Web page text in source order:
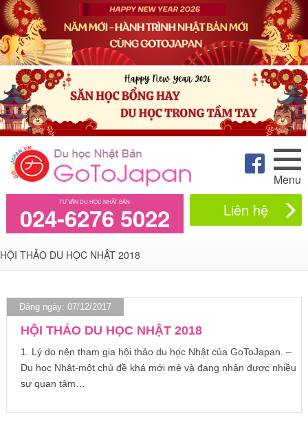
Menu
TƯ VẤN DU HỌC NHẬT BẢN
024-6276 5022 Liên hệ
HỘI THẢO DU HỌC NHẬT 2018
Đăng ngày: 07/12/2017
HỘI THẢO DU HỌC NHẬT 2018
1. Lý do nên tham gia hội thảo du học Nhật của GoToJapan. –
Du học Nhật-một chủ đề khá mới mẻ và đang nhận được nhiều
sự quan tâm…